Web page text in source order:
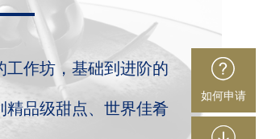
如何申请
工作坊，基础到进阶的
精品级甜点、世界佳肴